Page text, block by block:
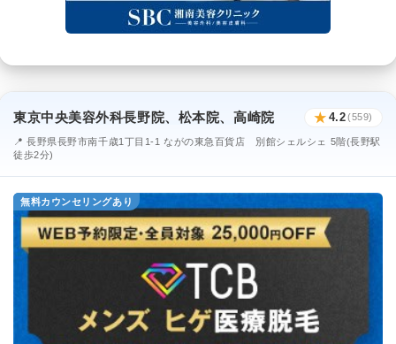
東京中央美容外科長野院、松本院、高崎院 ★ 4.2(559)
📍 長野県長野市南千歳1丁目1-1 ながの東急百貨店 別館シェルシェ 5階(長野駅
徒歩2分)
無料カウンセリングあり